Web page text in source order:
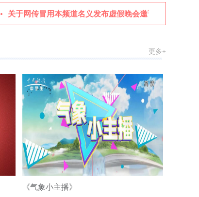
基地
00:03:00
《精彩华夏》向英
雄致敬第一期
00:04:00
《精彩华夏》雷锋
第一期
00:05:00
精彩华夏-故乡情
关于网传冒用本频道名义发布虚假晚会邀请函的法律严正
更多+
《气象小主播》